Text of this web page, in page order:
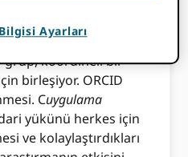
sahip, beş
gütmeyen
grup, koordineli bir
birleşiyor. ORCID
Cuygulama
yükünü herkes için
ve kolaylaştırdıkları
Ayarları